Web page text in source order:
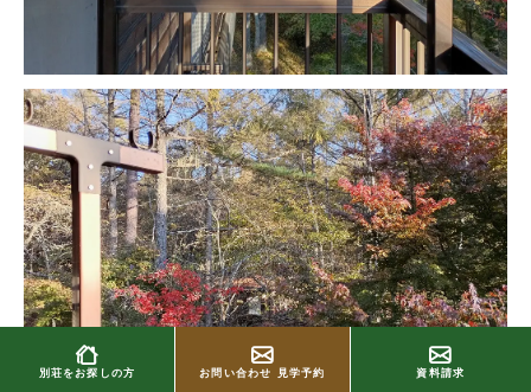
別荘をお探しの方 お問い合わせ 見学予約 資料請求